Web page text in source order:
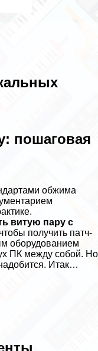
пошаговая
обжима
витую пару с
получить патч-
оборудованием
ПК между собой. Но
Итак…